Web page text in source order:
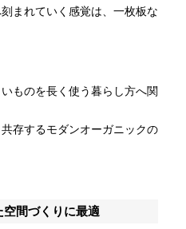
まれていく感覚は、一枚板な
ものを長く使う暮らし方へ関
存するモダンオーガニックの
間づくりに最適